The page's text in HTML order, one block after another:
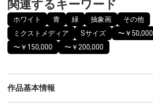
関連するキーワード
ホワイト 青 緑 抽象画
その他
ミクストメディア
Sサイズ 〜￥50,000
〜￥150,000
〜￥200,000
作品基本情報